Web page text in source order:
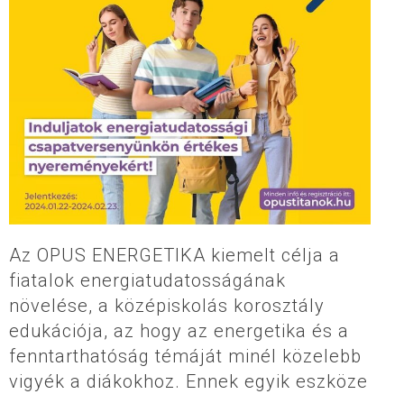
Az OPUS ENERGETIKA kiemelt célja a
fiatalok energiatudatosságának
növelése, a középiskolás korosztály
edukációja, az hogy az energetika és a
fenntarthatóság témáját minél közelebb
vigyék a diákokhoz. Ennek egyik eszköze